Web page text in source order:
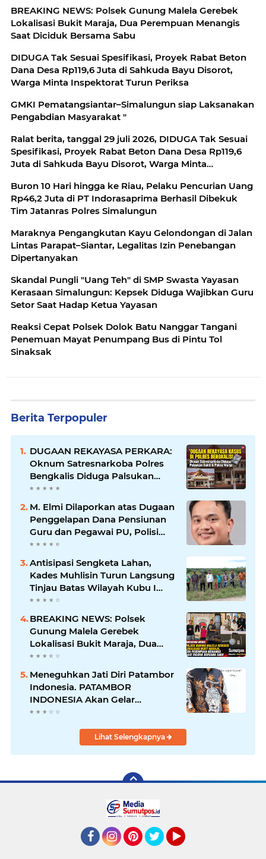
BREAKING NEWS: Polsek Gunung Malela Gerebek
Lokalisasi Bukit Maraja, Dua Perempuan Menangis
Saat Diciduk Bersama Sabu
DIDUGA Tak Sesuai Spesifikasi, Proyek Rabat Beton
Dana Desa Rp119,6 Juta di Sahkuda Bayu Disorot,
Warga Minta Inspektorat Turun Periksa
GMKI Pematangsiantar–Simalungun siap Laksanakan
Pengabdian Masyarakat "
Ralat berita, tanggal 29 juli 2026, DIDUGA Tak Sesuai
Spesifikasi, Proyek Rabat Beton Dana Desa Rp119,6
Juta di Sahkuda Bayu Disorot, Warga Minta
Buron 10 Hari hingga ke Riau, Pelaku Pencurian Uang
Rp46,2 Juta di PT Indorasaprima Berhasil Dibekuk
Tim Jatanras Polres Simalungun
Maraknya Pengangkutan Kayu Gelondongan di Jalan
Lintas Parapat–Siantar, Legalitas Izin Penebangan
Dipertanyakan
Skandal Pungli "Uang Teh" di SMP Swasta Yayasan
Kerasaan Simalungun: Kepsek Diduga Wajibkan Guru
Setor Saat Hadap Ketua Yayasan
Reaksi Cepat Polsek Dolok Batu Nanggar Tangani
Penemuan Mayat Penumpang Bus di Pintu Tol
Sinaksak
Berita Terpopuler
DUGAAN REKAYASA PERKARA:
Oknum Satresnarkoba Polres
Bengkalis Diduga Palsukan
Barang Bukti Hingga Paksa
Warga Hadir di TKP
M. Elmi Dilaporkan atas Dugaan
Penggelapan Dana Pensiunan
Guru dan Pegawai PU, Polisi
Pastikan Proses Hukum
Berjalan
Antisipasi Sengketa Lahan,
Kades Muhlisin Turun Langsung
Tinjau Batas Wilayah Kubu I
yang Diduga Diserobot PT Jatim
BREAKING NEWS: Polsek
Gunung Malela Gerebek
Lokalisasi Bukit Maraja, Dua
Perempuan Menangis Saat
Diciduk Bersama Sabu
Meneguhkan Jati Diri Patambor
Indonesia. PATAMBOR
INDONESIA Akan Gelar
RAKERNAS II Di Jakarta.
Lihat Selengkapnya